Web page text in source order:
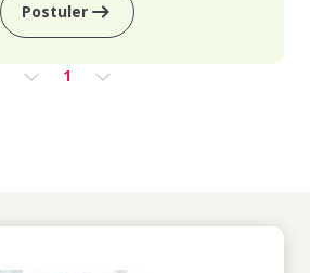
Postuler
1